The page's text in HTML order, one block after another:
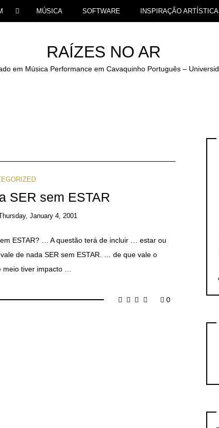
MÚSICA SOFTWARE INSPIRAÇÃO ARTÍSTICA
RAÍZES NO AR
em Música Performance em Cavaquinho Português –
SER sem ESTAR
January 4, 2001
ESTAR? … A questão terá de incluir … estar ou
de nada SER sem ESTAR. … de que vale o
tiver impacto …
0